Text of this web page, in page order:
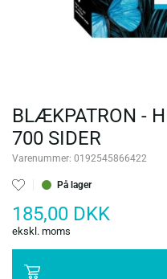
BLÆKPATRON -
700 SIDER
Varenummer: 0192545866422
På lager
185,00 DKK
ekskl. moms